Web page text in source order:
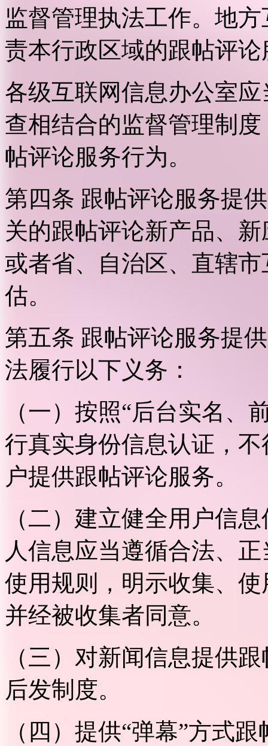
监督管理执法工作。地
责本行政区域的跟帖评
各级互联网信息办公室
查相结合的监督管理制
帖评论服务行为。
第四条 跟帖评论服务提
关的跟帖评论新产品、
或者省、自治区、直辖
估。
第五条 跟帖评论服务提
法履行以下义务：
（一）按照“后台实名、
行真实身份信息认证，
户提供跟帖评论服务。
（二）建立健全用户信
人信息应当遵循合法、
使用规则，明示收集、
并经被收集者同意。
（三）对新闻信息提供
后发制度。
（四）提供“弹幕”方式